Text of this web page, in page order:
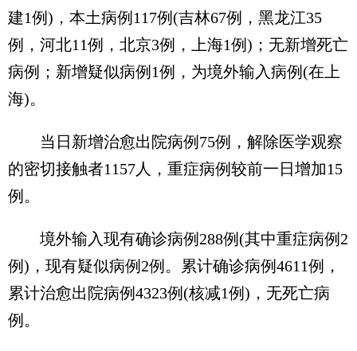
建1例)，本土病例117例(吉林67例，黑龙江35
例，河北11例，北京3例，上海1例)；无新增死亡
病例；新增疑似病例1例，为境外输入病例(在上
海)。
当日新增治愈出院病例75例，解除医学观察
的密切接触者1157人，重症病例较前一日增加15
例。
境外输入现有确诊病例288例(其中重症病例2
例)，现有疑似病例2例。累计确诊病例4611例，
累计治愈出院病例4323例(核减1例)，无死亡病
例。